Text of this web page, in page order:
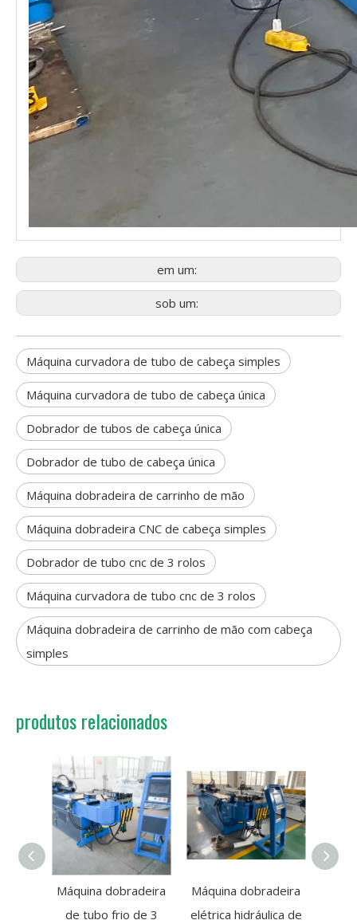
em um:
sob um:
Máquina curvadora de tubo de cabeça simples
Máquina curvadora de tubo de cabeça única
Dobrador de tubos de cabeça única
Dobrador de tubo de cabeça única
Máquina dobradeira de carrinho de mão
Máquina dobradeira CNC de cabeça simples
Dobrador de tubo cnc de 3 rolos
Máquina curvadora de tubo cnc de 3 rolos
Máquina dobradeira de carrinho de mão com cabeça
simples
produtos relacionados
Máquina dobradeira
de tubo frio de 3
Máquina dobradeira
elétrica hidráulica de